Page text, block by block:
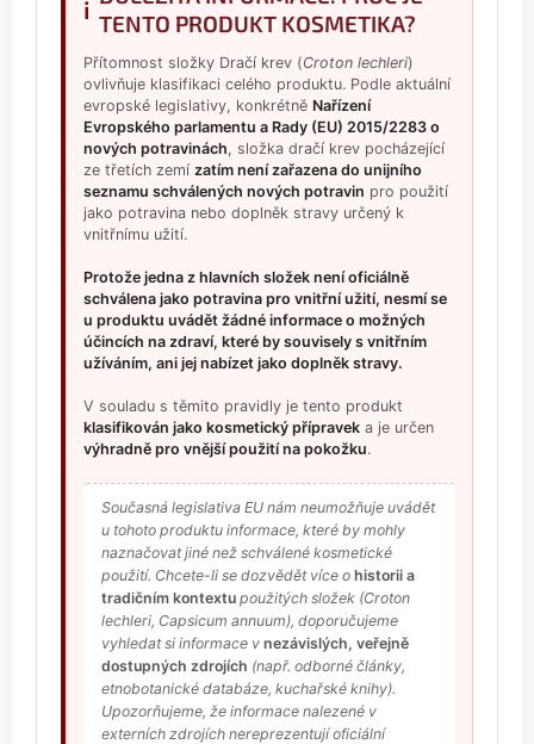
i TENTO PRODUKT KOSMETIKA?
Přítomnost složky Dračí krev (Croton lechleri)
ovlivňuje klasifikaci celého produktu. Podle aktuální
evropské legislativy, konkrétně Nařízení
Evropského parlamentu a Rady (EU) 2015/2283 o
nových potravinách, složka dračí krev pocházející
ze třetích zemí zatím není zařazena do unijního
seznamu schválených nových potravin pro použití
jako potravina nebo doplněk stravy určený k
vnitřnímu užití.
Protože jedna z hlavních složek není oficiálně
schválena jako potravina pro vnitřní užití, nesmí se
u produktu uvádět žádné informace o možných
účincích na zdraví, které by souvisely s vnitřním
užíváním, ani jej nabízet jako doplněk stravy.
V souladu s těmito pravidly je tento produkt
klasifikován jako kosmetický přípravek a je určen
výhradně pro vnější použití na pokožku.
Současná legislativa EU nám neumožňuje uvádět
u tohoto produktu informace, které by mohly
naznačovat jiné než schválené kosmetické
použití. Chcete-li se dozvědět více o historii a
tradičním kontextu použitých složek (Croton
lechleri, Capsicum annuum), doporučujeme
vyhledat si informace v nezávislých, veřejně
dostupných zdrojích (např. odborné články,
etnobotanické databáze, kuchařské knihy).
Upozorňujeme, že informace nalezené v
externích zdrojích nereprezentují oficiální